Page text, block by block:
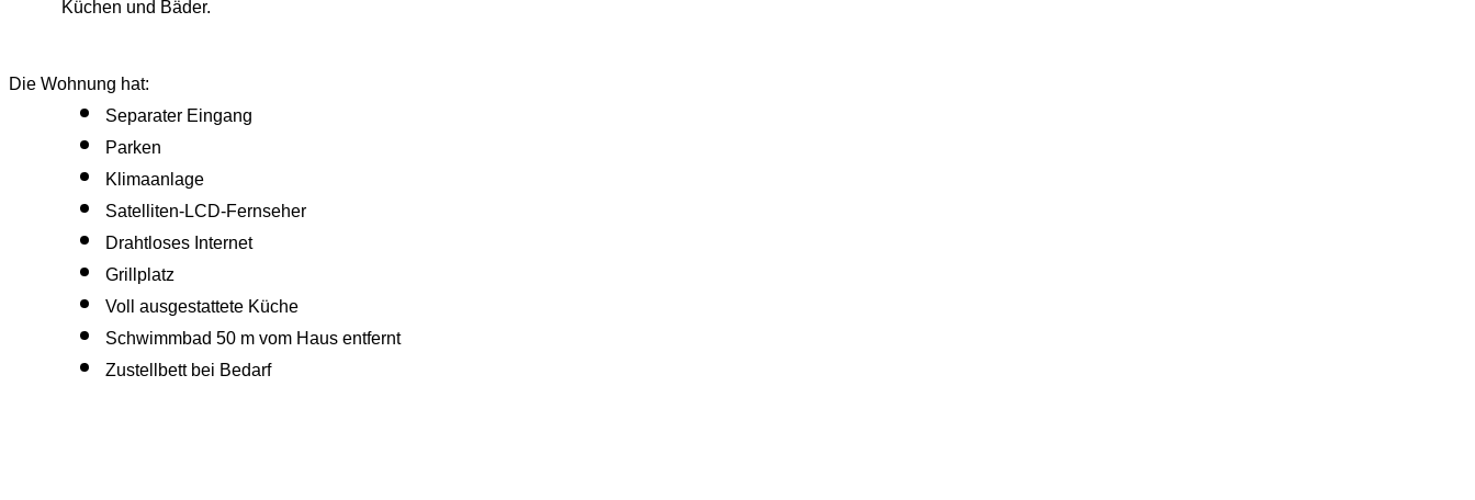
Küchen und Bäder.
Die Wohnung hat:
Separater Eingang
Parken
Klimaanlage
Satelliten-LCD-Fernseher
Drahtloses Internet
Grillplatz
Voll ausgestattete Küche
Schwimmbad 50 m vom Haus entfernt
Zustellbett bei Bedarf